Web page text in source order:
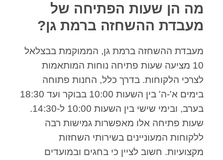
מה הן שעות הפתיחה של
מעבדת ההשחזה ברמת גן?
מעבדת ההשחזה ברמת גן, הממוקמת בבצלאל
10 מציעה שעות פתיחה נוחות המותאמות
לצרכי הלקוחות. בדרך כלל, החנות פתוחה
בימים א'-ה' בין השעות 10:00 בבוקר ועד 18:30
בערב, ובימי שישי בין השעות 10:00 ל-14:30.
שעות פתיחה אלו מאפשרות גמישות רבה
ללקוחות המעוניינים בשירותי השחזות
מקצועיות. חשוב לציין כי בחגים ובמועדים